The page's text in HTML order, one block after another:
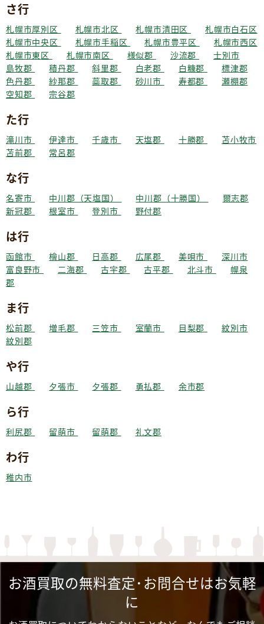
さ行
札幌市厚別区 札幌市北区 札幌市清田区
札幌市白石区
札幌市中央区
札幌市手稲区 札幌市豊平区
札幌市西区
札幌市東区
札幌市南区 様似郡 沙流郡
士別市
島牧郡
積丹郡 斜里郡 白老郡 白糠郡
標津郡
色丹郡
紗那郡 蘂取郡 砂川市 寿都郡
瀬棚郡
空知郡
宗谷郡
た行
滝川市 伊達市 千歳市 天塩郡 十勝郡
苫小牧市
苫前郡
常呂郡
な行
名寄市 中川郡（天塩国） 中川郡（十勝国）
爾志郡
新冠郡
根室市 登別市 野付郡
は行
函館市 檜山郡 日高郡 広尾郡 美唄市
深川市
富良野市
二海郡 古宇郡 古平郡 北斗市
幌泉
郡
ま行
松前郡 増毛郡 三笠市 室蘭市 目梨郡
紋別市
紋別郡
や行
山越郡 夕張市 夕張郡 勇払郡 余市郡
ら行
利尻郡 留萌市 留萌郡 礼文郡
わ行
稚内市
お酒買取の無料査定･お問合せはお気軽
に